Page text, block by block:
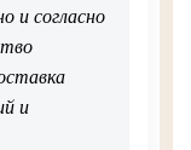
и согласно
и